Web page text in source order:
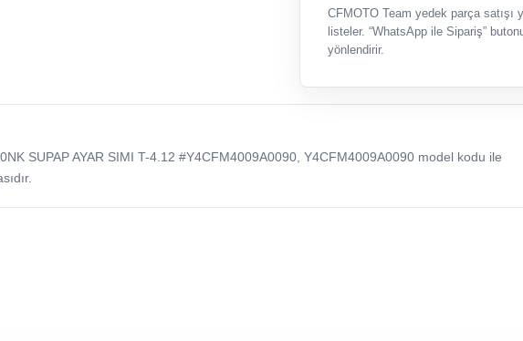
CFMOTO Team yedek parça satışı
listeler. “WhatsApp ile Sipariş”
yönlendirir.
SUPAP AYAR SIMI T-4.12 #Y4CFM4009A0090, Y4CFM4009A0090 model kodu ile